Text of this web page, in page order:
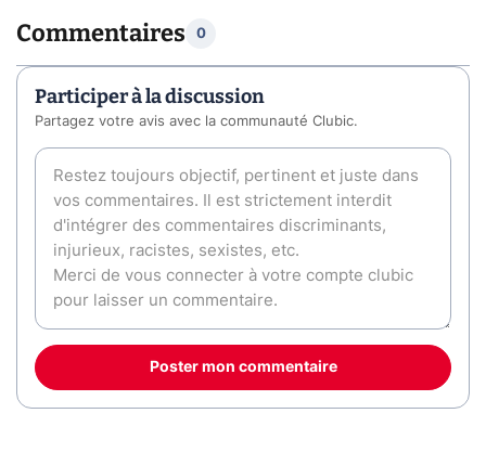
Commentaires 0
Participer à la discussion
Partagez votre avis avec la communauté Clubic.
Poster mon commentaire